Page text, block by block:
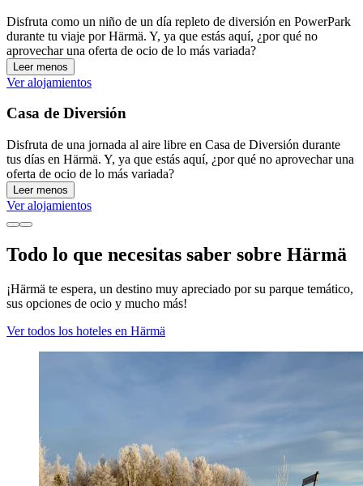
Disfruta como un niño de un día repleto de diversión en PowerPark
durante tu viaje por Härmä. Y, ya que estás aquí, ¿por qué no
aprovechar una oferta de ocio de lo más variada?
Leer menos
Ver alojamientos
Casa de Diversión
Disfruta de una jornada al aire libre en Casa de Diversión durante
tus días en Härmä. Y, ya que estás aquí, ¿por qué no aprovechar una
oferta de ocio de lo más variada?
Leer menos
Ver alojamientos
Todo lo que necesitas saber sobre Härmä
¡Härmä te espera, un destino muy apreciado por su parque temático,
sus opciones de ocio y mucho más!
Ver todos los hoteles en Härmä